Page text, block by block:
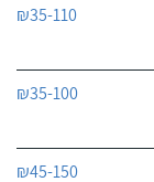
₪35-110
₪35-100
₪45-150